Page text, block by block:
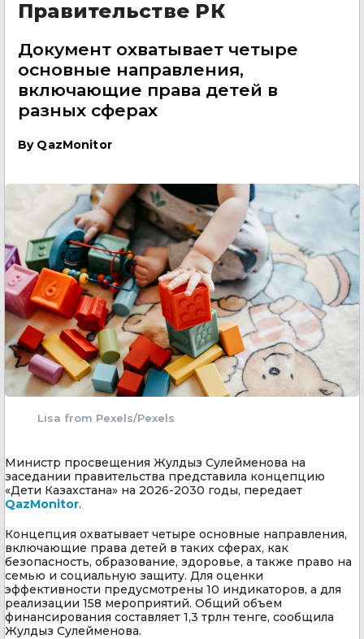
Правительстве РК
Документ охватывает четыре
основные направления,
включающие права детей в
разных сферах
By QazMonitor
Lisa from Pexels/Pexels
Министр просвещения Жулдыз Сулейменова на
заседании правительства представила концепцию
«Дети Казахстана» на 2026-2030 годы, передает
QazMonitor.
Концепция охватывает четыре основные направления,
включающие права детей в таких сферах, как
безопасность, образование, здоровье, а также право на
семью и социальную защиту. Для оценки
эффективности предусмотрены 10 индикаторов, а для
реализации 158 мероприятий. Общий объем
финансирования составляет 1,3 трлн тенге, сообщила
Жулдыз Сулейменова.